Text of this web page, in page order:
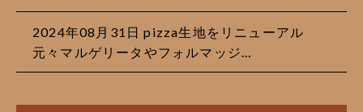
2024年08月31日 pizza生地をリニューアル
元々マルゲリータやフォルマッジ…